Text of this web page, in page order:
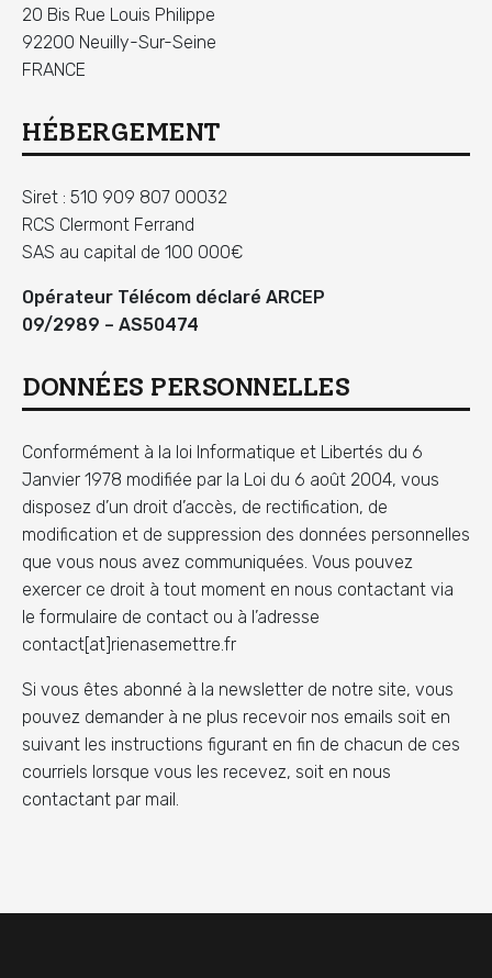
20 Bis Rue Louis Philippe
92200 Neuilly-Sur-Seine
FRANCE
HÉBERGEMENT
Siret : 510 909 807 00032
RCS Clermont Ferrand
SAS au capital de 100 000€
Opérateur Télécom déclaré ARCEP
09/2989 – AS50474
DONNÉES PERSONNELLES
Conformément à la loi Informatique et Libertés du 6
Janvier 1978 modifiée par la Loi du 6 août 2004, vous
disposez d’un droit d’accès, de rectification, de
modification et de suppression des données personnelles
que vous nous avez communiquées. Vous pouvez
exercer ce droit à tout moment en nous contactant via
le formulaire de contact ou à l’adresse
contact[at]rienasemettre.fr
Si vous êtes abonné à la newsletter de notre site, vous
pouvez demander à ne plus recevoir nos emails soit en
suivant les instructions figurant en fin de chacun de ces
courriels lorsque vous les recevez, soit en nous
contactant par mail.